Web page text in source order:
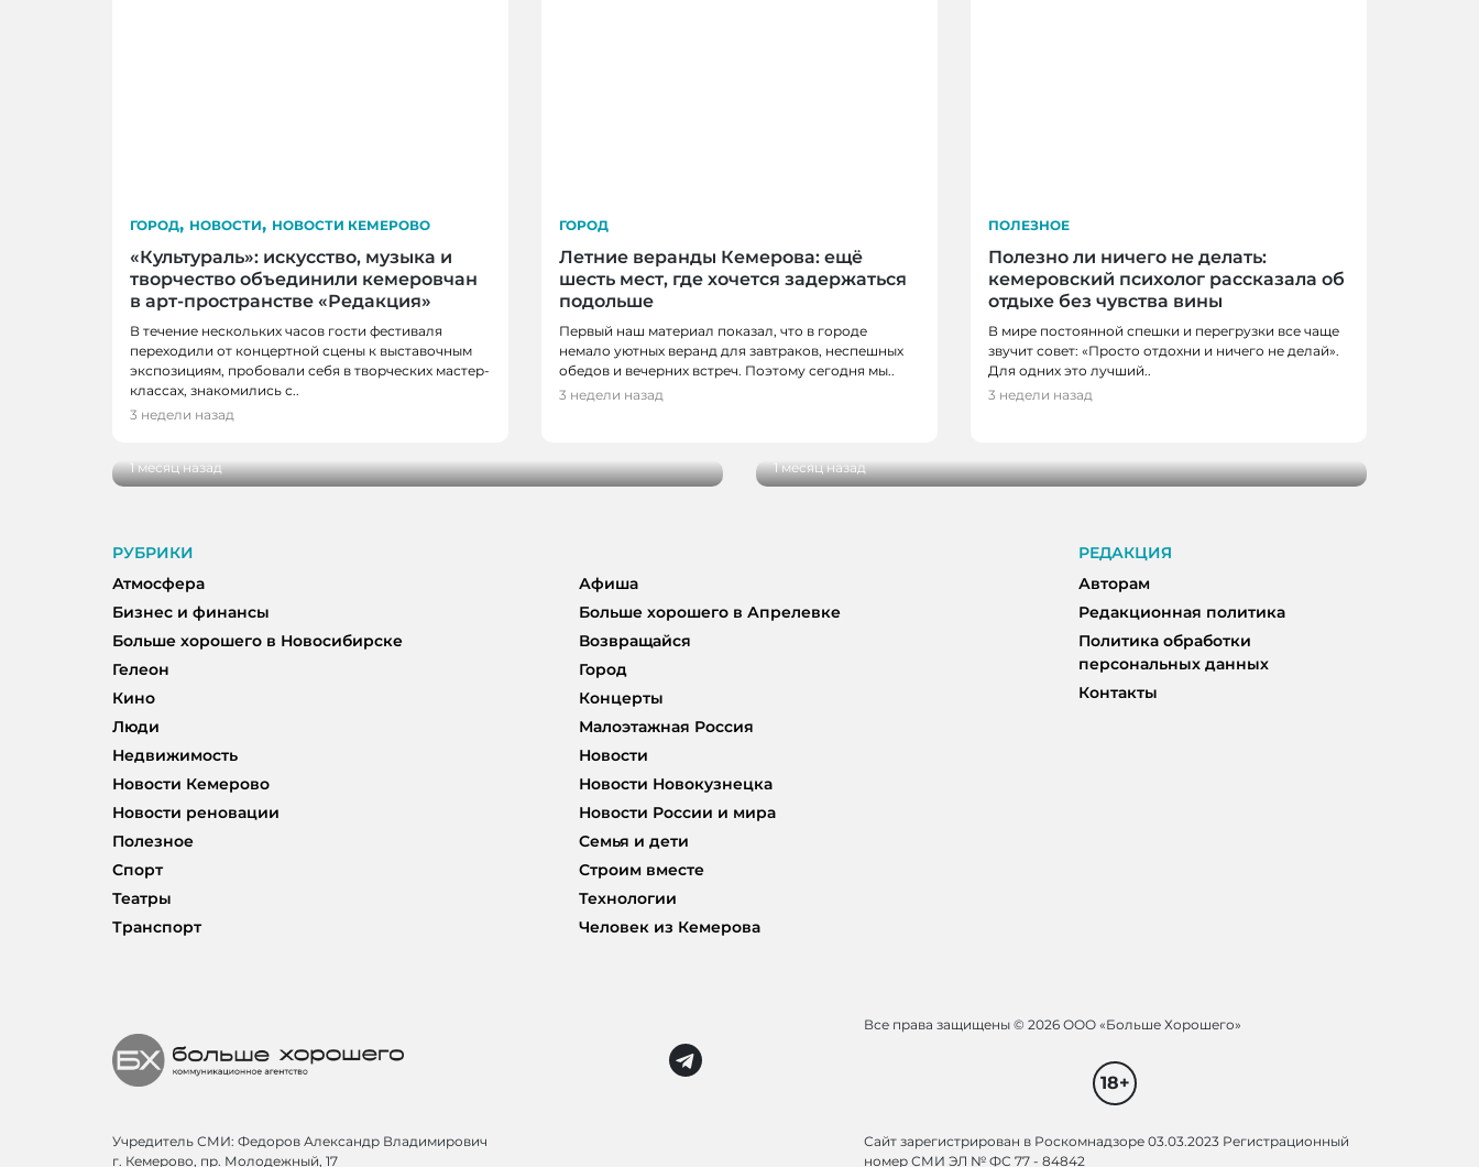
ГОРОД, НОВОСТИ, НОВОСТИ КЕМЕРОВО
«Культураль»: искусство, музыка и
творчество объединили кемеровчан
в арт-пространстве «Редакция»
В течение нескольких часов гости фестиваля
переходили от концертной сцены к выставочным
экспозициям, пробовали себя в творческих мастер-
классах, знакомились с..
3 недели назад
ГОРОД
Летние веранды Кемерова: ещё
шесть мест, где хочется задержаться
подольше
Первый наш материал показал, что в городе
немало уютных веранд для завтраков, неспешных
обедов и вечерних встреч. Поэтому сегодня мы..
3 недели назад
ПОЛЕЗНОЕ
Полезно ли ничего не делать:
кемеровский психолог рассказала об
отдыхе без чувства вины
В мире постоянной спешки и перегрузки все чаще
звучит совет: «Просто отдохни и ничего не делай».
Для одних это лучший..
3 недели назад
ГОРОД, НОВОСТИ, НОВОСТИ КЕМЕРОВО
«Родная нить» в Кемерове: репортаж с семейного
1 месяц назад
ГОРОД
1 месяц назад
РУБРИКИ
Атмосфера
Афиша
Бизнес и финансы
Больше хорошего в Апрелевке
Больше хорошего в Новосибирске
Возвращайся
Гелеон
Город
Кино
Концерты
Люди
Малоэтажная Россия
Недвижимость
Новости
Новости Кемерово
Новости Новокузнецка
Новости реновации
Новости России и мира
Полезное
Семья и дети
Спорт
Строим вместе
Театры
Технологии
Транспорт
Человек из Кемерова
РЕДАКЦИЯ
Авторам
Редакционная политика
Политика обработки
персональных данных
Контакты
Все права защищены © 2026 ООО «Больше Хорошего»
18+
Учредитель СМИ: Федоров Александр Владимирович
г. Кемерово, пр. Молодежный, 17
Сайт зарегистрирован в Роскомнадзоре 03.03.2023 Регистрационный
номер СМИ ЭЛ № ФС 77 - 84842